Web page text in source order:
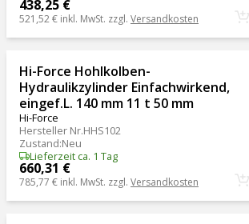
438,25 €
521,52 € inkl. MwSt. zzgl. Versandkosten
Hi-Force Hohlkolben-
Hydraulikzylinder Einfachwirkend,
eingef.L. 140 mm 11 t 50 mm
Hi-Force
Hersteller Nr.HHS102
Zustand:Neu
Lieferzeit ca. 1 Tag
660,31 €
785,77 € inkl. MwSt. zzgl. Versandkosten